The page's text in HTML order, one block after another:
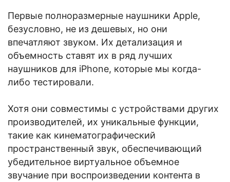
Первые полноразмерные наушники Apple,
безусловно, не из дешевых, но они
впечатляют звуком. Их детализация и
объемность ставят их в ряд лучших
наушников для iPhone, которые мы когда-
либо тестировали.
Хотя они совместимы с устройствами других
производителей, их уникальные функции,
такие как кинематографический
пространственный звук, обеспечивающий
убедительное виртуальное объемное
звучание при воспроизведении контента в